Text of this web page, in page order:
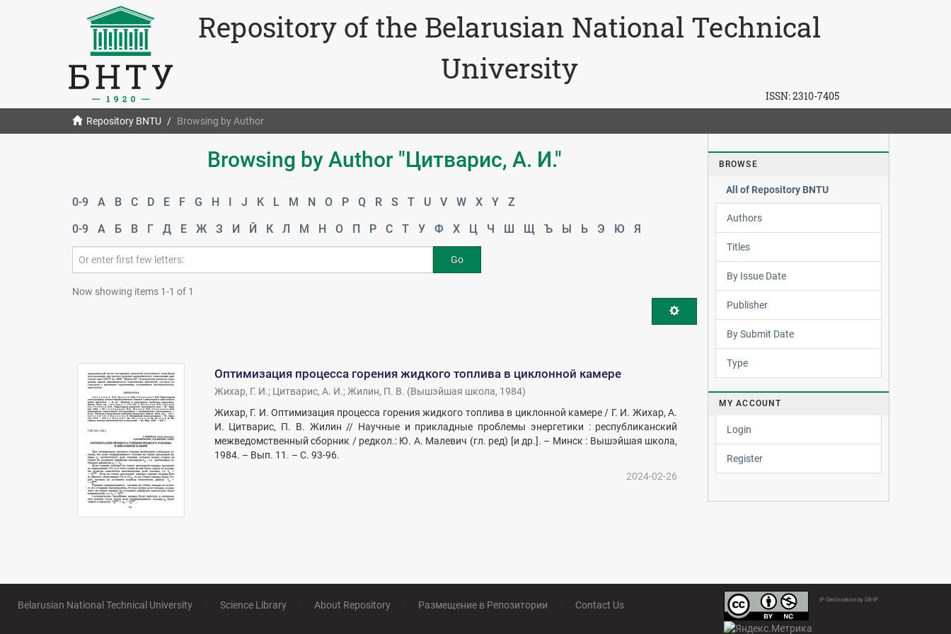
Repository of the Belarusian National Technical
University
ISSN:2310-7405
Repository BNTU Browsing by Author
Browsing by Author "Цитварис, А. И."
0-9 A B C D E F G H I J K L M N O P Q R S T U V W X Y
Z
0-9
А Б В Г Д Е Ж З И Й К Л М Н О П Р С Т У Ф Х Ц Ч Ш Щ Ъ Ы Ь Э Ю Я
Go
Now showing items 1-1 of 1
Оптимизация процесса горения жидкого топлива в циклонной камере
Жихар, Г. И.; Цитварис, А. И.;Жилин, П. В. (Вышэйшая школа, 1984)
Жихар, Г. И. Оптимизация процесса горения жидкого топлива в циклонной камере / Г. И. Жихар, А.
И. Цитварис, П. В. Жилин // Научные и прикладные проблемы энергетики : республиканский
межведомственный сборник / редкол.: Ю. А. Малевич (гл. ред) [и др.]. – Минск : Вышэйшая школа,
1984. – Вып. 11. – С. 93-96.
2024-02-26
BROWSE
All of Repository BNTU
Authors
Titles
By Issue Date
Publisher
By Submit Date
Type
MY ACCOUNT
Login
Register
Belarusian National Technical University Science Library About Repository Размещение в Репозитории Contact Us IP Geolocation by DB-IP